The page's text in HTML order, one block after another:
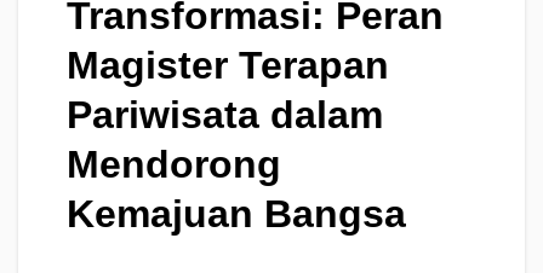
Transformasi: Peran
Magister Terapan
Pariwisata dalam
Mendorong
Kemajuan Bangsa